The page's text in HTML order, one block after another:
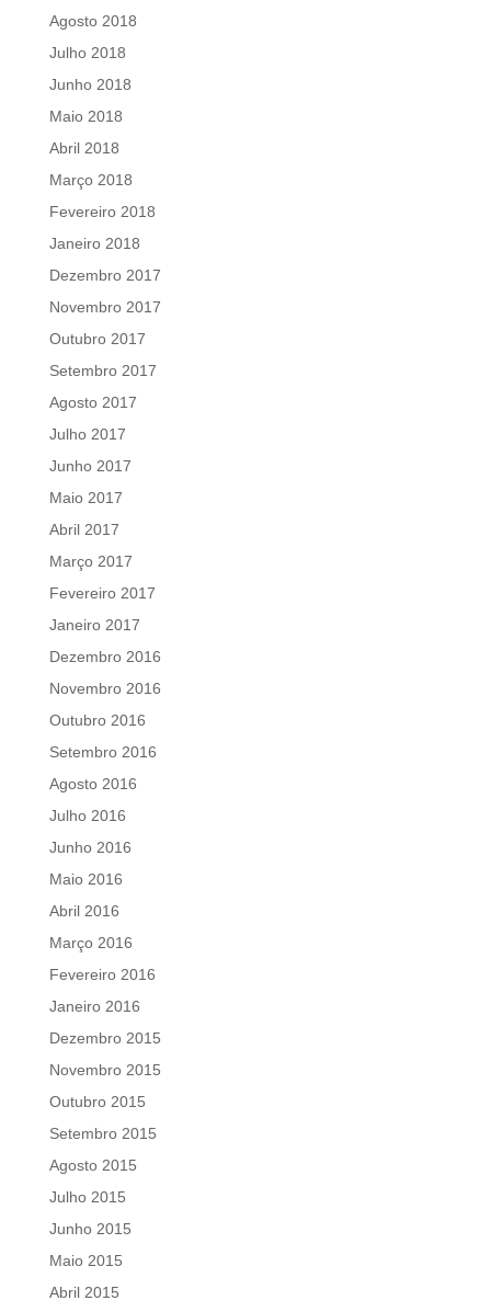
Agosto 2018
Julho 2018
Junho 2018
Maio 2018
Abril 2018
Março 2018
Fevereiro 2018
Janeiro 2018
Dezembro 2017
Novembro 2017
Outubro 2017
Setembro 2017
Agosto 2017
Julho 2017
Junho 2017
Maio 2017
Abril 2017
Março 2017
Fevereiro 2017
Janeiro 2017
Dezembro 2016
Novembro 2016
Outubro 2016
Setembro 2016
Agosto 2016
Julho 2016
Junho 2016
Maio 2016
Abril 2016
Março 2016
Fevereiro 2016
Janeiro 2016
Dezembro 2015
Novembro 2015
Outubro 2015
Setembro 2015
Agosto 2015
Julho 2015
Junho 2015
Maio 2015
Abril 2015